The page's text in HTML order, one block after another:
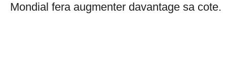
Mondial fera augmenter davantage sa cote.